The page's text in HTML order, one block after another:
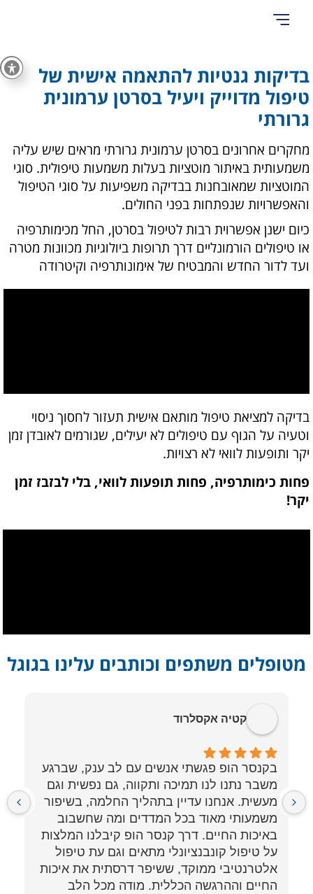
בדיקות גנטיות להתאמה אישית של
טיפול מדוייק ויעיל בסרטן ערמונית
גרורתי
מחקרים אחרונים בסרטן ערמונית גרורתי מראים שיש עליה
משמעותית באיתור מוטציות בעלות משמעות טיפולית. סוגי
המוטציות שמאובחנות בבדיקה משפיעות על סוגי הטיפול
והאפשרויות שנפתחות בפני החולים.
כיום ישנן אפשרוית רבות לטיפול בסרטן, החל מכימותרפיה
או טיפולים הורמונליים דרך תרופות ביולוגיות מכוונות מטרה
ועד לדור החדש והמבטיח של אימונותרפיה וקיטרודה
בדיקה למציאת טיפול מותאם אישית תעזור לחסוך ניסוי
וטעיה על הגוף עם טיפולים לא יעילים, שגורמים לאובדן זמן
יקר ותופעות לוואי לא רצויות.
פחות כימותרפיה, פחות תופעות לוואי, בלי לבזבז זמן
יקר!
מטופלים משתפים וכותבים עלינו בגוגל
קטיה אקסלרוד
בקנסר הופ פגשתי אנשים עם לב ענק, שברגע
משבר נתנו לנו תמיכה ותקווה, גם נפשית וגם
מעשית. אנחנו עדיין בתהליך החלמה, בשיפור
משמעותי מאוד בכל המדדים ומה שחשבוב
באיכות החיים. דרך קנסר הופ קיבלנו המלצות
על טיפול קונבנציונלי מתאים וגם עת טיפול
אלטרנטיבי ממוקד, ששיפר דרסתית את איכות
החיים וההרגשה הכללית. מודה מכל הלב